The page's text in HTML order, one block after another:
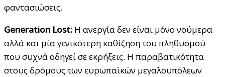
φαντασιώσεις.
Generation Lost: Η ανεργία δεν είναι μόνο νούμερα
αλλά και μία γενικότερη καθίζηση του πληθυσμού
που συχνά οδηγεί σε εκρήξεις. Η παραβατικότητα
στους δρόμους των ευρωπαϊκών μεγαλουπόλεων